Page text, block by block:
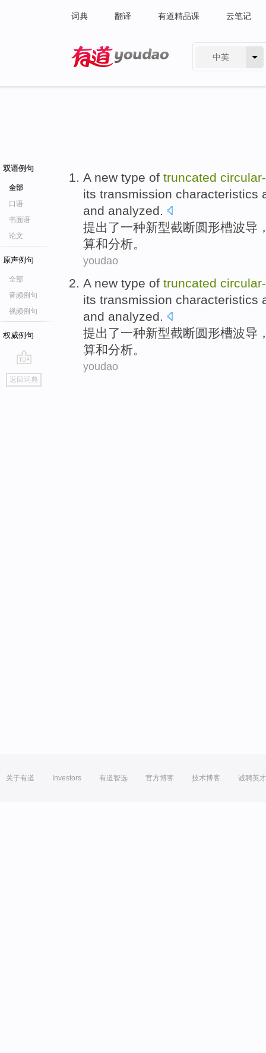
词典 翻译 有道精品课 云笔记
中英
双语例句
全部
口语
书面语
论文
原声例句
全部
音频例句
视频例句
权威例句
go
top
返回词典
A new type of truncated
its transmission characteristics
and analyzed.
提出了一种新型截断圆形槽波导
算和分析。
youdao
A new type of truncated
its transmission characteristics
and analyzed.
提出了一种新型截断圆形槽波导
算和分析。
youdao
关于有道 Investors 有道智选 官方博客 技术博客 诚聘英才